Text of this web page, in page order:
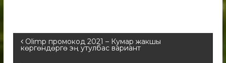
Olimp промокод 2021 – Кумар жакшы
көргөндөргө эң утулбас вариант